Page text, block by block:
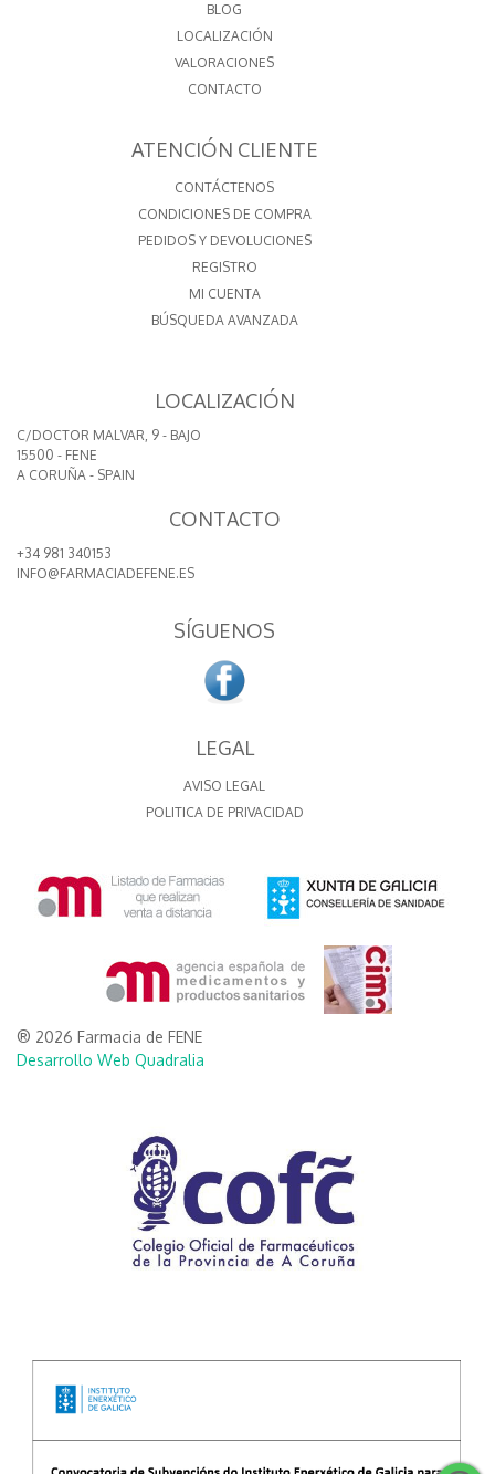
BLOG
LOCALIZACIÓN
VALORACIONES
CONTACTO
ATENCIÓN CLIENTE
CONTÁCTENOS
CONDICIONES DE COMPRA
PEDIDOS Y DEVOLUCIONES
REGISTRO
MI CUENTA
BÚSQUEDA AVANZADA
LOCALIZACIÓN
C/DOCTOR MALVAR, 9 - BAJO
15500 - FENE
A CORUÑA - SPAIN
CONTACTO
+34 981 340153
INFO@FARMACIADEFENE.ES
SÍGUENOS
LEGAL
AVISO LEGAL
POLITICA DE PRIVACIDAD
® 2026 Farmacia de FENE
Desarrollo Web Quadralia